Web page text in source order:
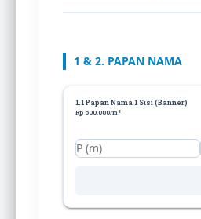
1 & 2. PAPAN NAMA
1.1 Papan Nama 1 Sisi (Banner)
Rp 600.000/m²